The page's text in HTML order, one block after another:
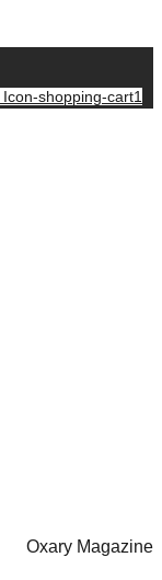
Icon-shopping-cart1
Oxary Magazine